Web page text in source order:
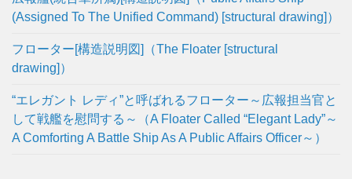
(Assigned To The Unified Command) [structural drawing]）
フローター[構造説明図]（The Floater [structural
drawing]）
“エレガント レディ”と呼ばれるフローター～広報担当官と
して戦艦を慰問する～（A Floater Called “Elegant Lady”～
A Comforting A Battle Ship As A Public Affairs Officer～）